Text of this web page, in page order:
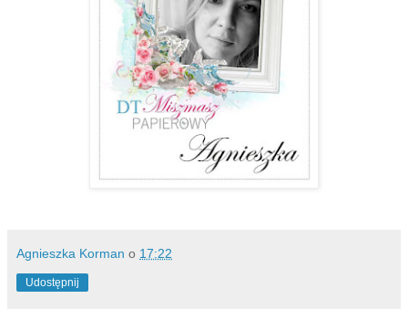
Agnieszka Korman o 17:22
Udostępnij